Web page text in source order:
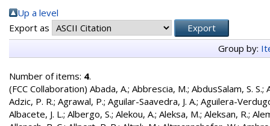
Up a level
Export as
Group by:
Number of items: 4.
(FCC Collaboration) Abada, A.; Abbrescia, M.; AbdusSalam, S. S.;
Adzic, P. R.; Agrawal, P.; Aguilar-Saavedra, J. A.; Aguilera-
Albacete, J. L.; Albergo, S.; Alekou, A.; Aleksa, M.; Aleksan, R.;